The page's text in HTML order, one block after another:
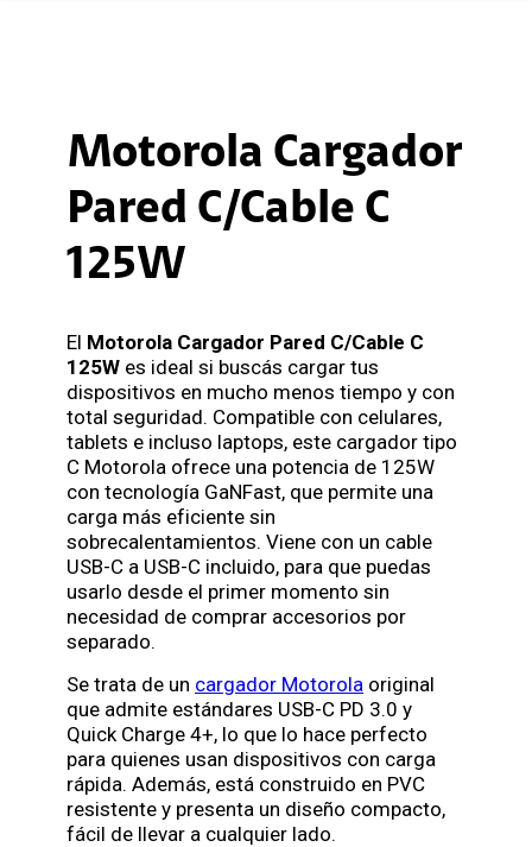
Motorola Cargador
Pared C/Cable C
125W
El Motorola Cargador Pared C/Cable C
125W es ideal si buscás cargar tus
dispositivos en mucho menos tiempo y con
total seguridad. Compatible con celulares,
tablets e incluso laptops, este cargador tipo
C Motorola ofrece una potencia de 125W
con tecnología GaNFast, que permite una
carga más eficiente sin
sobrecalentamientos. Viene con un cable
USB-C a USB-C incluido, para que puedas
usarlo desde el primer momento sin
necesidad de comprar accesorios por
separado.
Se trata de un cargador Motorola original
que admite estándares USB-C PD 3.0 y
Quick Charge 4+, lo que lo hace perfecto
para quienes usan dispositivos con carga
rápida. Además, está construido en PVC
resistente y presenta un diseño compacto,
fácil de llevar a cualquier lado.